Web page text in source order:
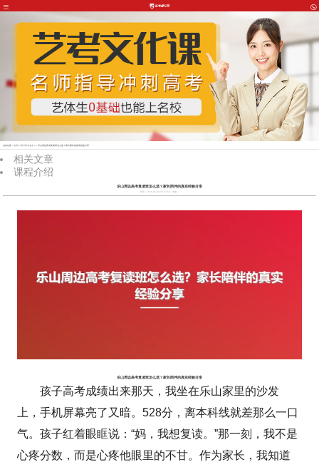
当前位置：首页>>四川高考专攻 >> 乐山周边高考复读班怎么选？家长陪伴的真实经验分享
相关文章
课程介绍
乐山周边高考复读班怎么选？家长陪伴的真实经验分享
时间：2026-05-30 07:27:58 来源：
乐山周边高考复读班怎么选？家长陪伴的真实经验分享
孩子高考成绩出来那天，我坐在乐山家里的沙发
上，手机屏幕亮了又暗。528分，离本科线就差那么一口
气。孩子红着眼眶说：“妈，我想复读。”那一刻，我不是
心疼分数，而是心疼他眼里的不甘。作为家长，我知道